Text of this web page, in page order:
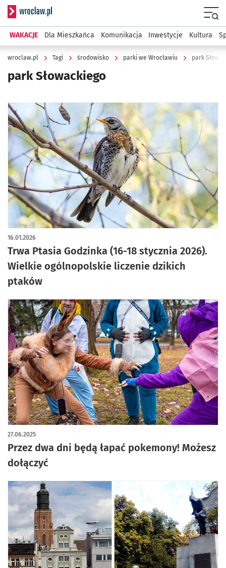
Serwis informacyjny wroclaw.pl
WAKACJE Dla Mieszkańca Komunikacja Inwestycje Kultura
wroclaw.pl Tagi środowisko parki we Wrocławiu park
park Słowackiego
Trwa Ptasia Godzinka (16-18 stycznia 2026).
Wielkie ogólnopolskie liczenie dzikich
ptaków
16.01.2026
Przez dwa dni będą łapać pokemony! Możesz
dołączyć
27.06.2025